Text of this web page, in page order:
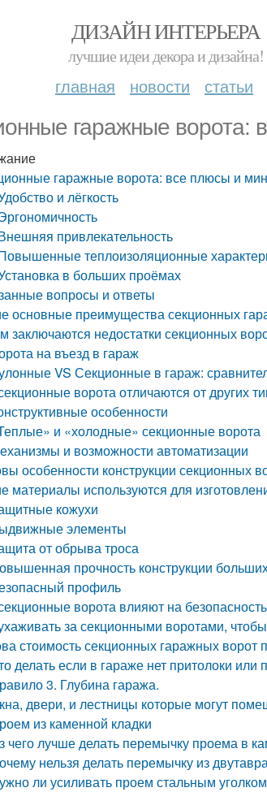
ДИЗАЙН ИНТЕРЬЕРА
лучшие идеи декора и дизайна!
главная новости статьи
гаражные ворота:
гаражные ворота: все плюсы и
и лёгкость
привлекательность
теплоизоляционные
в больших проёмах
вопросы и ответы
основные преимущества секционных
заключаются недостатки секционных
на въезд в гараж
VS Секционные в гараж:
ворота отличаются от других
особенности
и «холодные» секционные ворота
и возможности автоматизации
особенности конструкции секционных
материалы используются для
кожухи
элементы
от обрыва троса
прочность конструкции
профиль
ворота влияют на
за секционными воротами,
стоимость секционных гаражных
делать если в гараже нет притолоки или
3. Глубина гаража.
двери, и лестницы которые могут
из каменной кладки
чего лучше делать перемычку проема в
нельзя делать перемычку из
ли усиливать проем стальным